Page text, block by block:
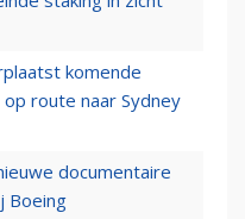
komende
route naar Sydney
documentaire
Boeing